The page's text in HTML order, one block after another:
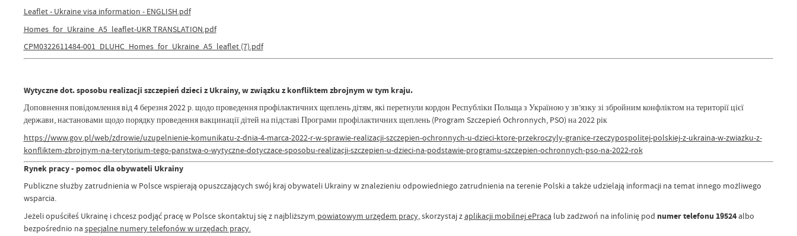
Leaflet - Ukraine visa information - ENGLISH.pdf
Homes_for_Ukraine_A5_leaflet-UKR TRANSLATION.pdf
CPM0322611484-001_DLUHC_Homes_for_Ukraine_A5_leaflet (7).pdf
Wytyczne dot. sposobu realizacji szczepień dzieci z Ukrainy, w związku z konfliktem zbrojnym w tym kraju.
Доповнення повідомлення від 4 березня 2022 р. щодо проведення профілактичних щеплень дітям, які перетнули кордон Республіки Польща з Україною у зв’язку зі збройним конфліктом на території цієї
держави, настановами щодо порядку проведення вакцинації дітей на підставі Програми профілактичних щеплень (Program Szczepień Ochronnych, PSO) на 2022 рік
https://www.gov.pl/web/zdrowie/uzupelnienie-komunikatu-z-dnia-4-marca-2022-r-w-sprawie-realizacji-szczepien-ochronnych-u-dzieci-ktore-przekroczyly-granice-rzeczypospolitej-polskiej-z-ukraina-w-zwiazku-z-
konfliktem-zbrojnym-na-terytorium-tego-panstwa-o-wytyczne-dotyczace-sposobu-realizacji-szczepien-u-dzieci-na-podstawie-programu-szczepien-ochronnych-pso-na-2022-rok
Rynek pracy - pomoc dla obywateli Ukrainy
Publiczne służby zatrudnienia w Polsce wspierają opuszczających swój kraj obywateli Ukrainy w znalezieniu odpowiedniego zatrudnienia na terenie Polski a także udzielają informacji na temat innego możliwego
wsparcia.
Jeżeli opuściłeś Ukrainę i chcesz podjąć pracę w Polsce skontaktuj się z najbliższym powiatowym urzędem pracy, skorzystaj zaplikacji mobilnej ePraca lub zadzwoń na infolinię pod numer telefonu 19524albo
bezpośrednio na specjalne numery telefonów w urzędach pracy.